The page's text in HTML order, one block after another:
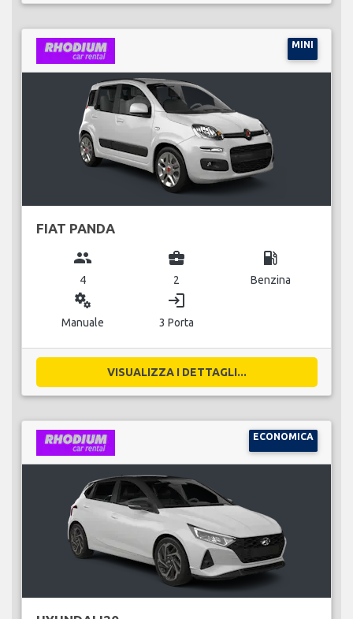
MINI
FIAT PANDA
group
4
business_center
2
local_gas_station
Benzina
miscellaneous_services
Manuale
login
3 Porta
VISUALIZZA I DETTAGLI...
ECONOMICA